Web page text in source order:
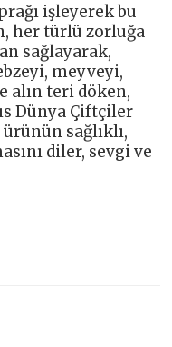
işleyerek bu
her türlü zorluğa
sağlayarak,
meyveyi,
alın teri döken,
Dünya Çiftçiler
sağlıklı,
diler, sevgi ve